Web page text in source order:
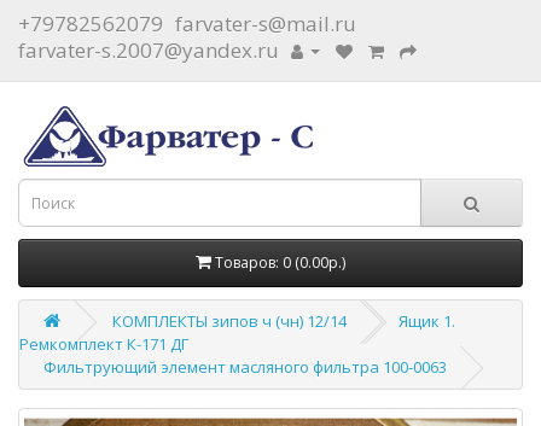
+79782562079 farvater-s@mail.ru
farvater-s.2007@yandex.ru
Товаров: 0 (0.00р.)
КОМПЛЕКТЫ зипов ч (чн) 12/14
Ящик 1.
Ремкомплект К-171 ДГ
Фильтрующий элемент масляного фильтра 100-0063